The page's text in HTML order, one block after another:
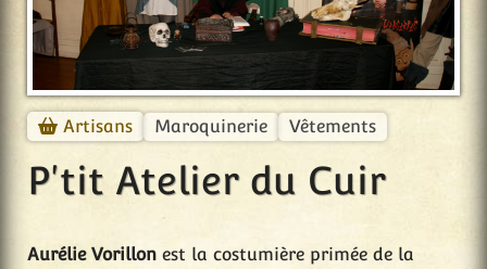
Artisans Maroquinerie Vêtements
P'tit Atelier du Cuir
Aurélie Vorillon est la costumière primée de la